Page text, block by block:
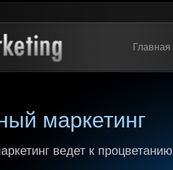
Главная
маркетинг
ведет к процветанию